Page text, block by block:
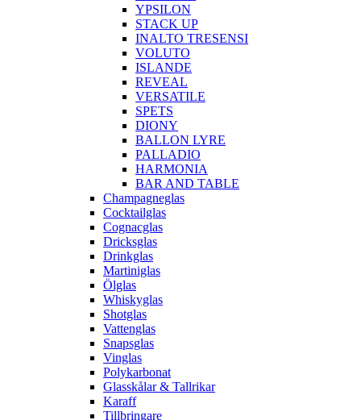
YPSILON
STACK UP
INALTO TRESENSI
VOLUTO
ISLANDE
REVEAL
VERSATILE
SPETS
DIONY
BALLON LYRE
PALLADIO
HARMONIA
BAR AND TABLE
Champagneglas
Cocktailglas
Cognacglas
Dricksglas
Drinkglas
Martiniglas
Ölglas
Whiskyglas
Shotglas
Vattenglas
Snapsglas
Vinglas
Polykarbonat
Glasskålar & Tallrikar
Karaff
Tillbringare